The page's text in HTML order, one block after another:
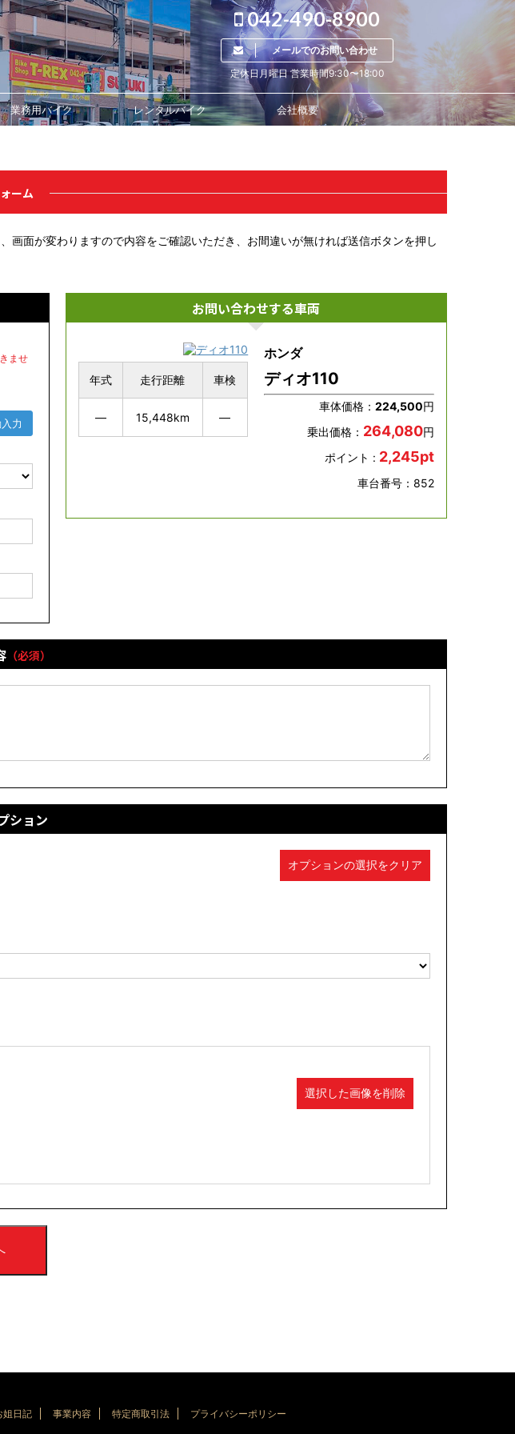
042-490-8900
メールでのお問い合わせ
定休日月曜日 営業時間9:30〜18:00
業務用バイク レンタルバイク 会社概要
ーム
面が変わりますので内容をご確認いただき、お間違いが無ければ送信ボタンを押し
ませ
力
お問い合わせする車両
年式 走行距離 車検
― 15,448km ―
ホンダ
ディオ110
車体価格： 224,500円
乗出価格： 264,080円
ポイント : 2,245pt
車台番号：852
（必須）
ション
オプションの選択をクリア
選択した画像を削除
姐日記 事業内容 特定商取引法 プライバシーポリシー